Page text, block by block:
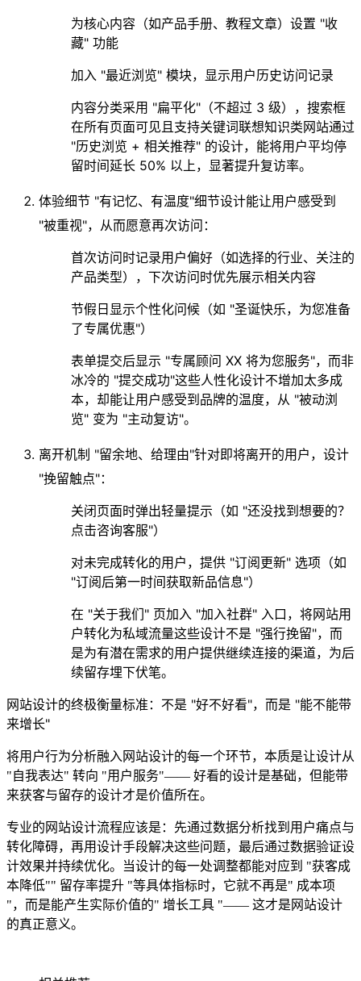
为核心内容（如产品手册、教程文章）设置 "收
藏" 功能
加入 "最近浏览" 模块，显示用户历史访问记录
内容分类采用 "扁平化"（不超过 3 级），搜索框
在所有页面可见且支持关键词联想知识类网站通过
"历史浏览 + 相关推荐" 的设计，能将用户平均停
留时间延长 50% 以上，显著提升复访率。
体验细节 "有记忆、有温度"细节设计能让用户感受到
"被重视"，从而愿意再次访问：
首次访问时记录用户偏好（如选择的行业、关注的
产品类型），下次访问时优先展示相关内容
节假日显示个性化问候（如 "圣诞快乐，为您准备
了专属优惠"）
表单提交后显示 "专属顾问 XX 将为您服务"，而非
冰冷的 "提交成功"这些人性化设计不增加太多成
本，却能让用户感受到品牌的温度，从 "被动浏
览" 变为 "主动复访"。
离开机制 "留余地、给理由"针对即将离开的用户，设计
"挽留触点"：
关闭页面时弹出轻量提示（如 "还没找到想要的？
点击咨询客服"）
对未完成转化的用户，提供 "订阅更新" 选项（如
"订阅后第一时间获取新品信息"）
在 "关于我们" 页加入 "加入社群" 入口，将网站用
户转化为私域流量这些设计不是 "强行挽留"，而
是为有潜在需求的用户提供继续连接的渠道，为后
续留存埋下伏笔。
网站设计的终极衡量标准：不是 "好不好看"，而是 "能不能带
来增长"
将用户行为分析融入网站设计的每一个环节，本质是让设计从
"自我表达" 转向 "用户服务"—— 好看的设计是基础，但能带
来获客与留存的设计才是价值所在。
专业的网站设计流程应该是：先通过数据分析找到用户痛点与
转化障碍，再用设计手段解决这些问题，最后通过数据验证设
计效果并持续优化。当设计的每一处调整都能对应到 "获客成
本降低"" 留存率提升 "等具体指标时，它就不再是" 成本项
"，而是能产生实际价值的" 增长工具 "—— 这才是网站设计
的真正意义。